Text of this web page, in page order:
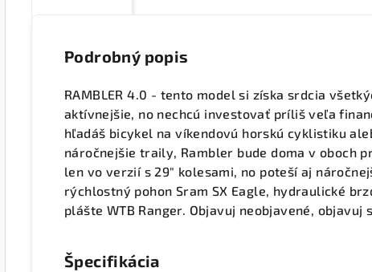
Podrobný popis
RAMBLER 4.0 - tento model si získa srdcia
aktívnejšie, no nechcú investovať príliš veľa
hľadáš bicykel na víkendovú horskú cyklistiku
náročnejšie traily, Rambler bude doma v oboch
len vo verzií s 29" kolesami, no poteší aj
rýchlostný pohon Sram SX Eagle, hydraulické
plášte WTB Ranger. Objavuj neobjavené, objavuj
Špecifikácia